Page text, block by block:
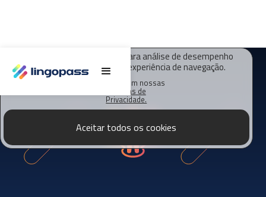
O Lingopass utiliza cookies para análise de desempenho
deste site e melhorar sua experiência de navegação.
Saiba mais em nossas
Políticas de
Privacidade.
Aceitar todos os cookies